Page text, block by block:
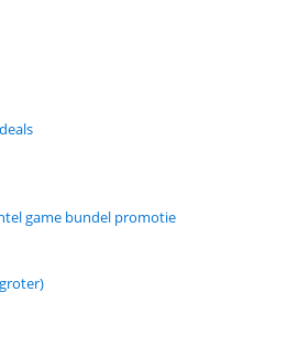
game bundel promotie